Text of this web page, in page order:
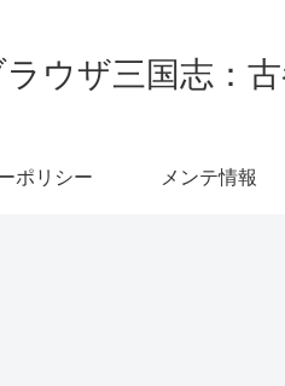
ラウザ三国志：
ポリシー メンテ情報